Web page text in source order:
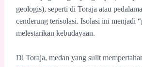
geologis), seperti di Toraja atau
cenderung terisolasi. Isolasi ini menjadi
melestarikan kebudayaan.
Di Toraja, medan yang sulit